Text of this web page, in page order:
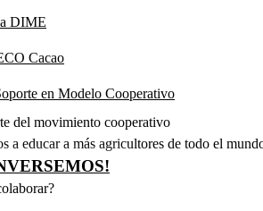
DIME
Cacao
en Modelo Cooperativo
del movimiento cooperativo
a educar a más agricultores de todo el